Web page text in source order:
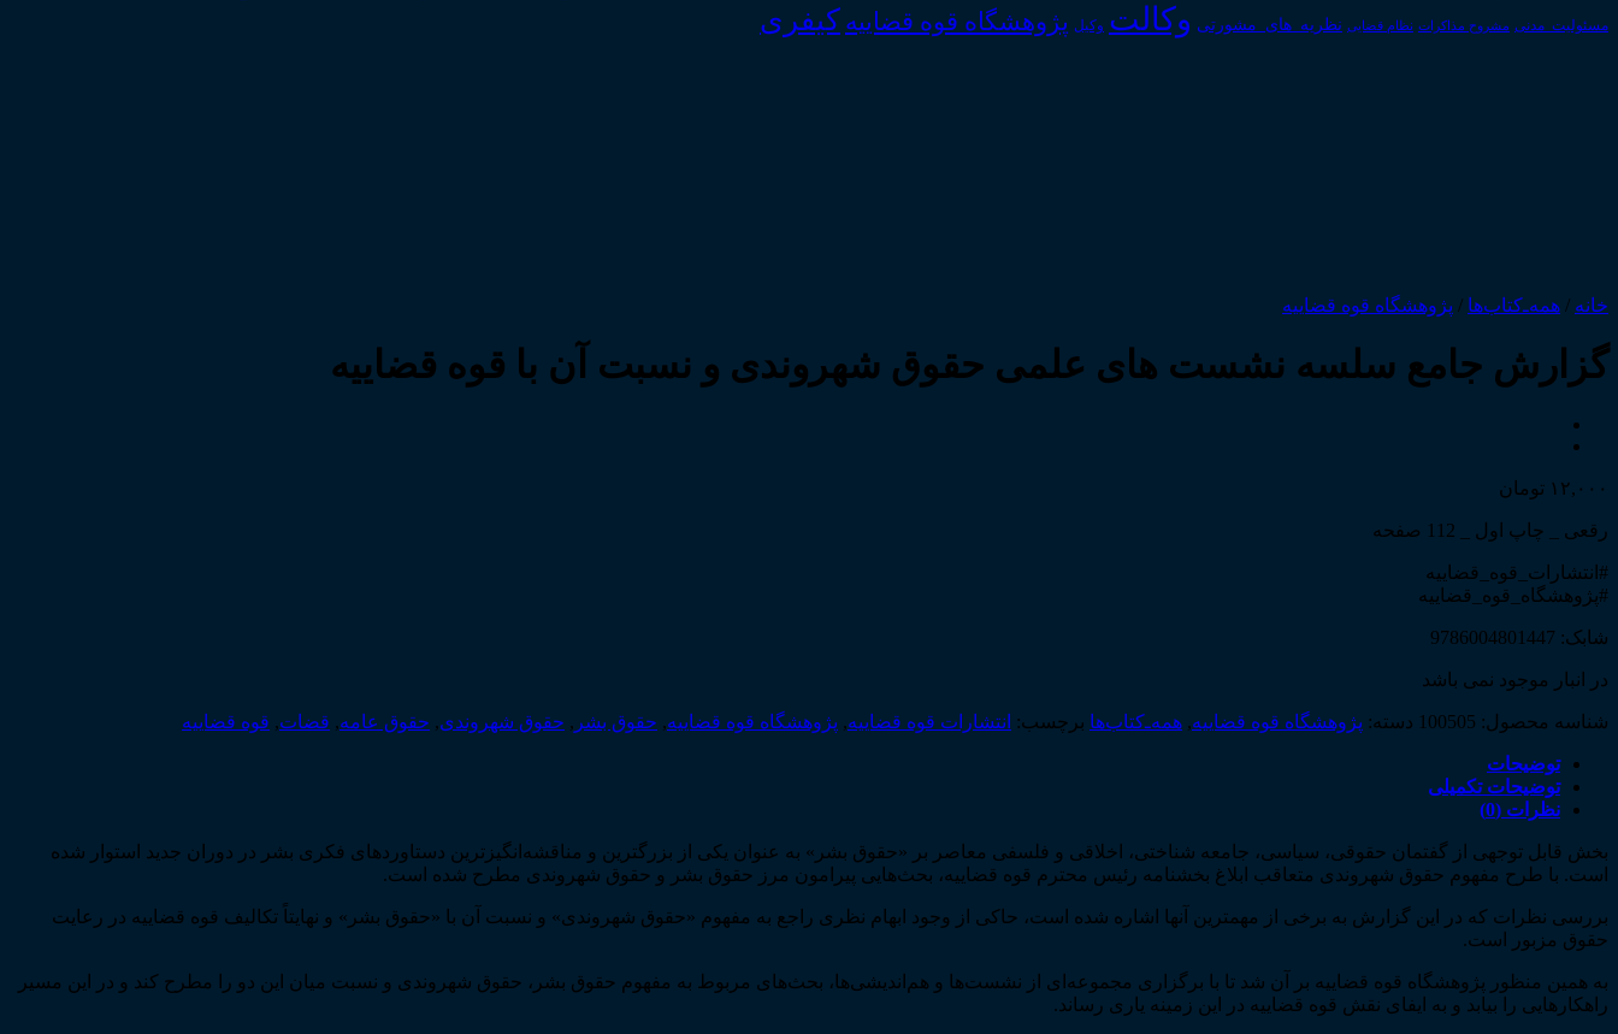
مسئولیت_مدنی مشروح مذاکرات نظام قضایی نظریه_های_مشورتی وکالت وکیل پژوهشگاه قوه قضاییه کیفری
خانه / همه‌ـ‌کتاب‌ها / پژوهشگاه قوه قضاییه
گزارش جامع سلسه نشست های علمی حقوق شهروندی و نسبت آن با قوه قضاییه
۱۲,۰۰۰ تومان
رقعی _ چاپ اول _ 112 صفحه
#انتشارات_قوه_قضاییه
#پژوهشگاه_قوه_قضاییه
شابک: 9786004801447
در انبار موجود نمی باشد
شناسه محصول: 100505 دسته: پژوهشگاه قوه قضاییه, همه‌ـ‌کتاب‌ها برچسب: انتشارات قوه قضاییه, پژوهشگاه قوه قضاییه, حقوق بشر , حقوق شهروندی, حقوق عامه, قضات, قوه قضاییه
توضیحات
توضیحات تکمیلی
نظرات (0)
بخش قابل توجهی از گفتمان حقوقی، سیاسی، جامعه شناختی، اخلاقی و فلسفی معاصر بر «حقوق بشر» به عنوان یکی از بزرگ­ترین و مناقشه‌­انگیزترین دستاوردهای فکری بشر در دوران جدید استوار شده
است. با طرح مفهوم حقوق شهروندی متعاقب ابلاغ بخشنامه رئیس محترم قوه قضاییه، بحث­‌هایی پیرامون مرز حقوق بشر و حقوق شهروندی مطرح شده است.
بررسی نظرات که در این گزارش به برخی از مهم­ترین آنها اشاره شده است، حاکی از وجود ابهام نظری راجع به مفهوم «حقوق شهروندی» و نسبت آن با «حقوق بشر» و نهایتاً تکالیف قوه قضاییه در رعایت
حقوق مزبور است.
به همین منظور پژوهشگاه قوه قضاییه بر آن شد تا با برگزاری مجموعه­‌ای از نشست­‌ها و هم‌­اندیشی‌­ها، بحث‌­های مربوط به مفهوم حقوق بشر، حقوق شهروندی و نسبت میان این دو را مطرح کند و در این مسیر
راهکارهایی را بیابد و به ایفای نقش قوه قضاییه در این زمینه یاری رساند.